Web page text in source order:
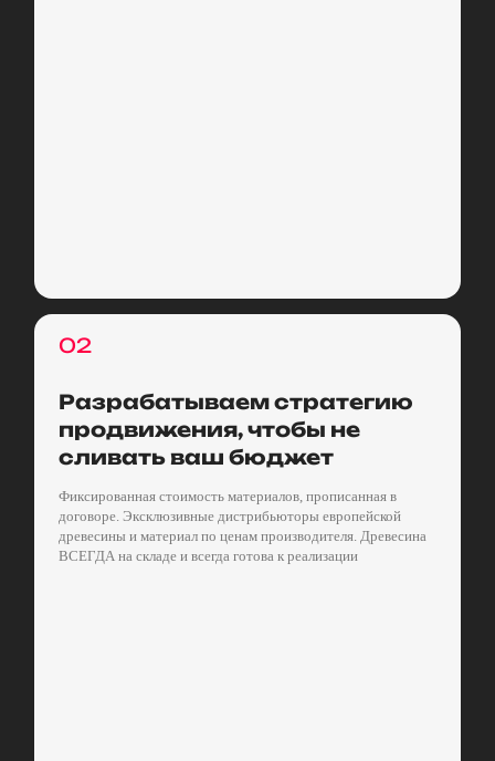
02
Разрабатываем стратегию
продвижения, чтобы не
сливать ваш бюджет
Фиксированная стоимость материалов, прописанная в
договоре. Эксклюзивные дистрибьюторы европейской
древесины и материал по ценам производителя. Древесина
ВСЕГДА на складе и всегда готова к реализации